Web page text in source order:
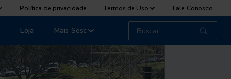
Política de privacidade Termos de Uso Fale Conosco
Loja Mais Sesc